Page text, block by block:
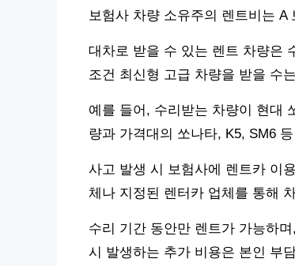
보험사 차량 소유주의 렌트비는 A
대차로 받을 수 있는 렌트 차량은
조건 최신형 고급 차량을 받을 수
예를 들어, 수리받는 차량이 현대
량과 가격대의 쏘나타, K5, SM6
사고 발생 시 보험사에 렌트카 이
체나 지정된 렌터카 업체를 통해
수리 기간 동안만 렌트가 가능하
시 발생하는 추가 비용은 본인 부